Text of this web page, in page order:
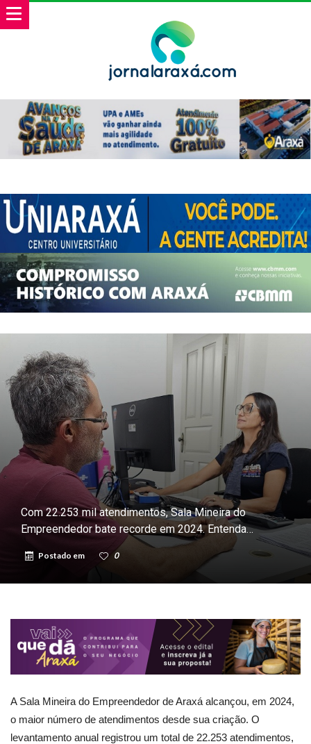
Com 22.253 mil atendimentos, Sala Mineira do
Empreendedor bate recorde em 2024. Entenda…
Postado em 0
A Sala Mineira do Empreendedor de Araxá alcançou, em 2024,
o maior número de atendimentos desde sua criação. O
levantamento anual registrou um total de 22.253 atendimentos,